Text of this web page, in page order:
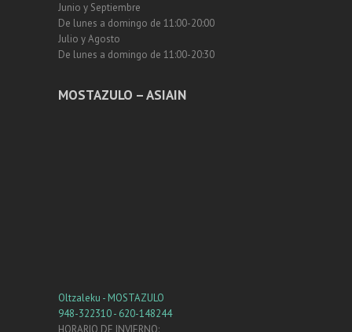
Junio y Septiembre
De lunes a domingo de 11:00-20:00
Julio y Agosto
De lunes a domingo de 11:00-20:30
MOSTAZULO – ASIAIN
Oltzaleku - MOSTAZULO
948-322310 - 620-148244
HORARIO DE INVIERNO: